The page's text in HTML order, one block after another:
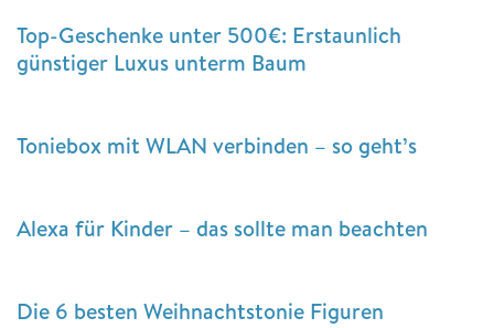
Top-Geschenke unter 500€: Erstaunlich
günstiger Luxus unterm Baum
Toniebox mit WLAN verbinden – so geht’s
Alexa für Kinder – das sollte man beachten
Die 6 besten Weihnachtstonie Figuren